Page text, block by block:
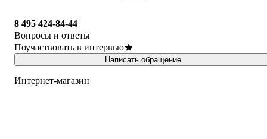
8 495 424-84-44
Вопросы и ответы
Поучаствовать в интервью
Написать обращение
Интернет-магазин